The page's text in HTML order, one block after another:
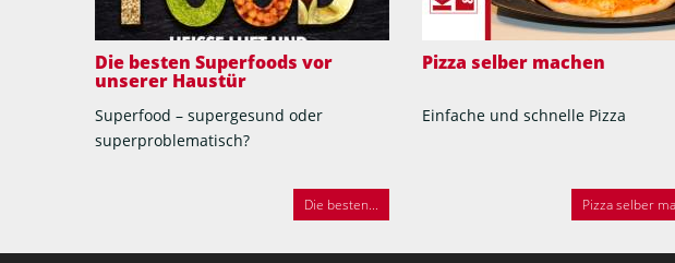
Die besten Superfoods vor
unserer Haustür
Superfood – supergesund oder
superproblematisch?
Die besten...
Pizza selber machen
Einfache und schnelle Pizza
Pizza selber